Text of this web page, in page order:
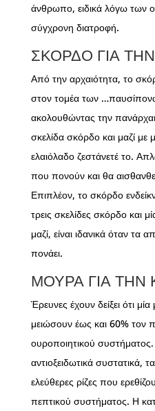
άνθρωπο, ειδικά λόγω των
σύγχρονη διατροφή.
ΣΚΌΡΔΟ ΓΙΑ
Από την αρχαιότητα, το
στον τομέα των
ακολουθώντας την
σκελίδα σκόρδο και μαζί με
ελαιόλαδο ζεστάνετέ το.
που πονούν και θα
Επιπλέον, το σκόρδο
τρεις σκελίδες σκόρδο και
μαζί, είναι ιδανικά όταν
πονάει.
ΜΟΎΡΑ ΓΙΑ ΤΗΝ
Έρευνες έχουν δείξει ότι
μειώσουν έως και 60% τον
ουροποιητικού
αντιοξειδωτικά συστατικά,
ελεύθερες ρίζες που
πεπτικού συστήματος. Η